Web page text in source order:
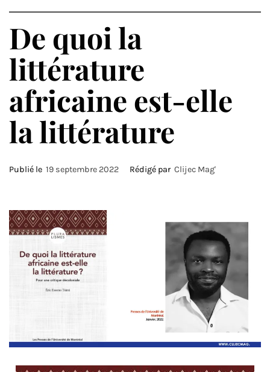
De quoi la
littérature
africaine est-elle
la littérature
Publié le 19 septembre 2022 Rédigé par Clijec Mag'